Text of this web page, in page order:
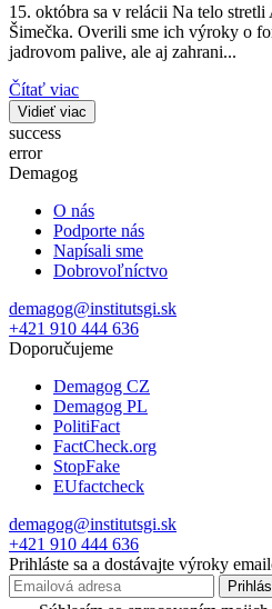
15. októbra sa v relácii Na telo
Šimečka. Overili sme ich výroky o
jadrovom palive, ale aj zahrani...
Čítať viac
Vidieť viac
success
error
Demagog
O nás
Podporte nás
Napísali sme
Dobrovoľníctvo
demagog@institutsgi.sk
+421 910 444 636
Doporučujeme
Demagog CZ
Demagog PL
PolitiFact
FactCheck.org
StopFake
EUfactcheck
demagog@institutsgi.sk
+421 910 444 636
Prihláste sa a dostávajte výroky